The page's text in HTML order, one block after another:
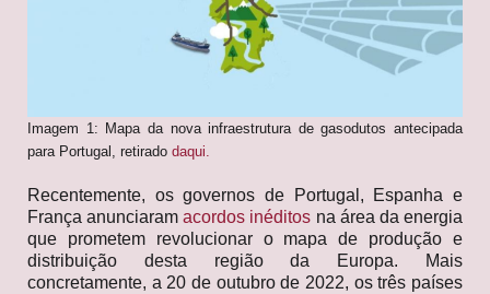
Imagem 1: Mapa da nova infraestrutura de gasodutos antecipada
para Portugal, retirado daqui.
Recentemente, os governos de Portugal, Espanha e
França anunciaramacordos inéditos na área da energia
que prometem revolucionar o mapa de produção e
distribuição desta região da Europa. Mais
concretamente, a 20 de outubro de 2022, os três países